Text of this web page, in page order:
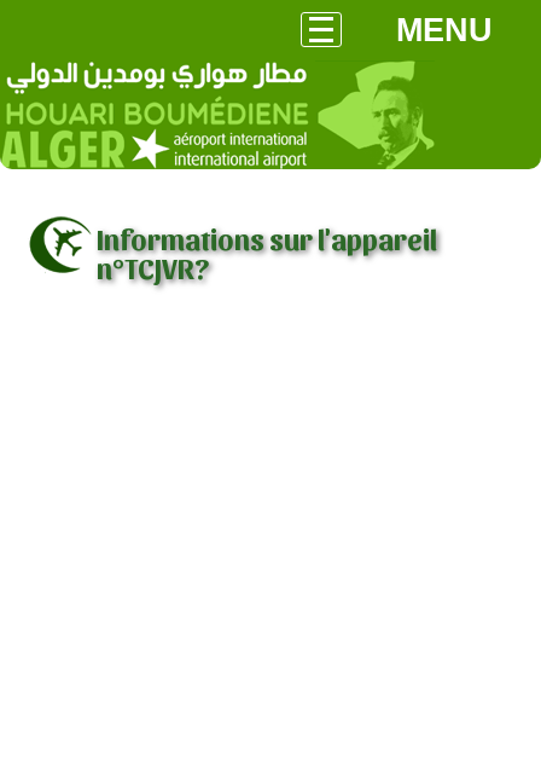
MENU
Informations sur l'appareil
n°TCJVR?